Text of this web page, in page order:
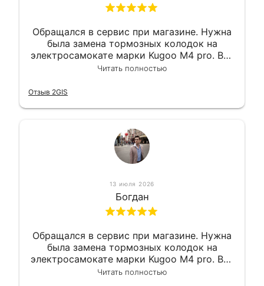
Обращался в сервис при магазине. Нужна
была замена тормозных колодок на
электросамокате марки Kugoo M4 pro. Всё
сделали в лучшем виде и в максимально
гарантии, поэтому и обратился в этот
Читать полностью
Отзыв 2GIS
13 июля 2026
Богдан
Обращался в сервис при магазине. Нужна
была замена тормозных колодок на
электросамокате марки Kugoo M4 pro. Всё
сделали в лучшем виде и в максимально
Читать полностью